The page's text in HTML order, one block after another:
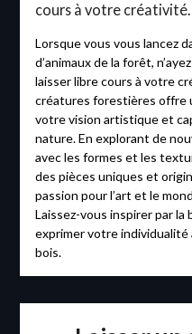
cours à votre créativité.
Lorsque vous vous lancez
d’animaux de la forêt,
laisser libre cours à votre
créatures forestières offre
votre vision artistique et
nature. En explorant de
avec les formes et les
des pièces uniques et
passion pour l’art et le
Laissez-vous inspirer par
exprimer votre
bois.